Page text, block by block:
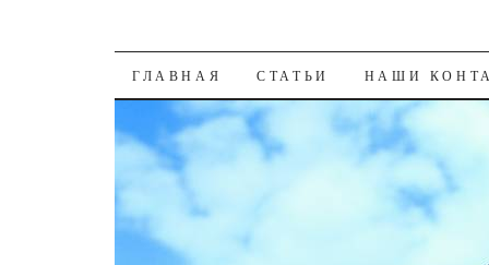
К СОДЕРЖАНИЮ
ГЛАВНАЯ СТАТЬИ НАШИ